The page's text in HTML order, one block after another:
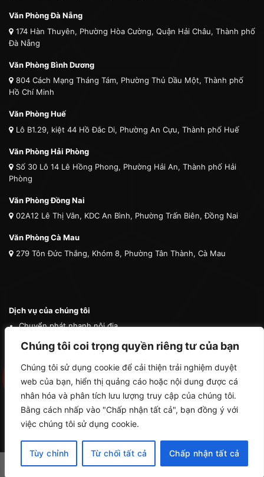
Chúng tôi coi trọng quyền riêng tư của bạn
Chúng tôi sử dụng cookie để cải thiện trải nghiệm duyệt
web của bạn, hiển thị quảng cáo hoặc nội dung được cá
nhân hóa và phân tích lưu lượng truy cập của chúng tôi.
Bằng cách nhấp vào "Chấp nhận tất cả", bạn đồng ý với
việc chúng tôi sử dụng cookie.
Tùy chỉnh Từ chối tất cả Chấp nhận tất cả
Văn Phòng Đà Nẵng
174 Hàn Thuyên, Phường Hòa Cường, Quận Hải Châu, Thành phố
Đà Nẵng
Văn Phòng Bình Dương
804 Cách Mạng Tháng Tám, Phường Thủ Dầu Một, Thành phố
Hồ Chí Minh
Văn Phòng Huế
Lô B1.29, kiệt 44 Hồ Đắc Di, Phường An Cựu, Thành phố Huế
Văn Phòng Hải Phòng
Số 30 Lô 14 Lê Hồng Phong, Phường Hải An, Thành phố Hải
Phòng
Văn Phòng Đồng Nai
02A12 Lê Thị Vân, KDC An Bình, Phường Trấn Biên, Đồng Nai
Văn Phòng Cà Mau
279 Tôn Đức Thắng, Khóm 8, Phường Tân Thành, Cà Mau
Dịch vụ của chúng tôi
Chuyển phát nhanh nội địa
Chuyển phát nhanh quốc tế
Vận chuyển thú cưng
Mua hộ hàng nước ngoài
Copyright 2026 ©Cà Mau Logistics